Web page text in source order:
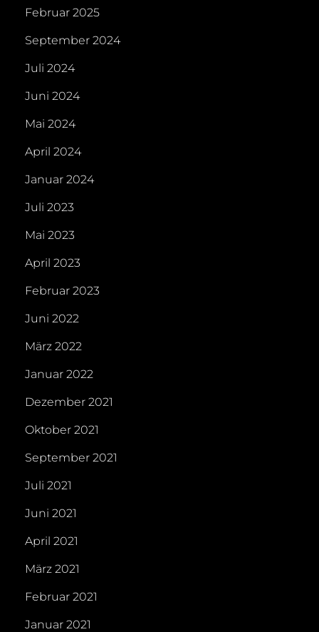
Februar 2025
September 2024
Juli 2024
Juni 2024
Mai 2024
April 2024
Januar 2024
Juli 2023
Mai 2023
April 2023
Februar 2023
Juni 2022
März 2022
Januar 2022
Dezember 2021
Oktober 2021
September 2021
Juli 2021
Juni 2021
April 2021
März 2021
Februar 2021
Januar 2021